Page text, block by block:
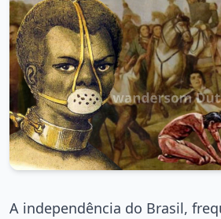
A independência do Brasil,